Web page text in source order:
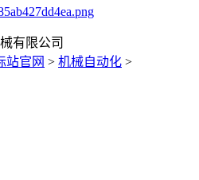
站官网 > 机械自动化 >